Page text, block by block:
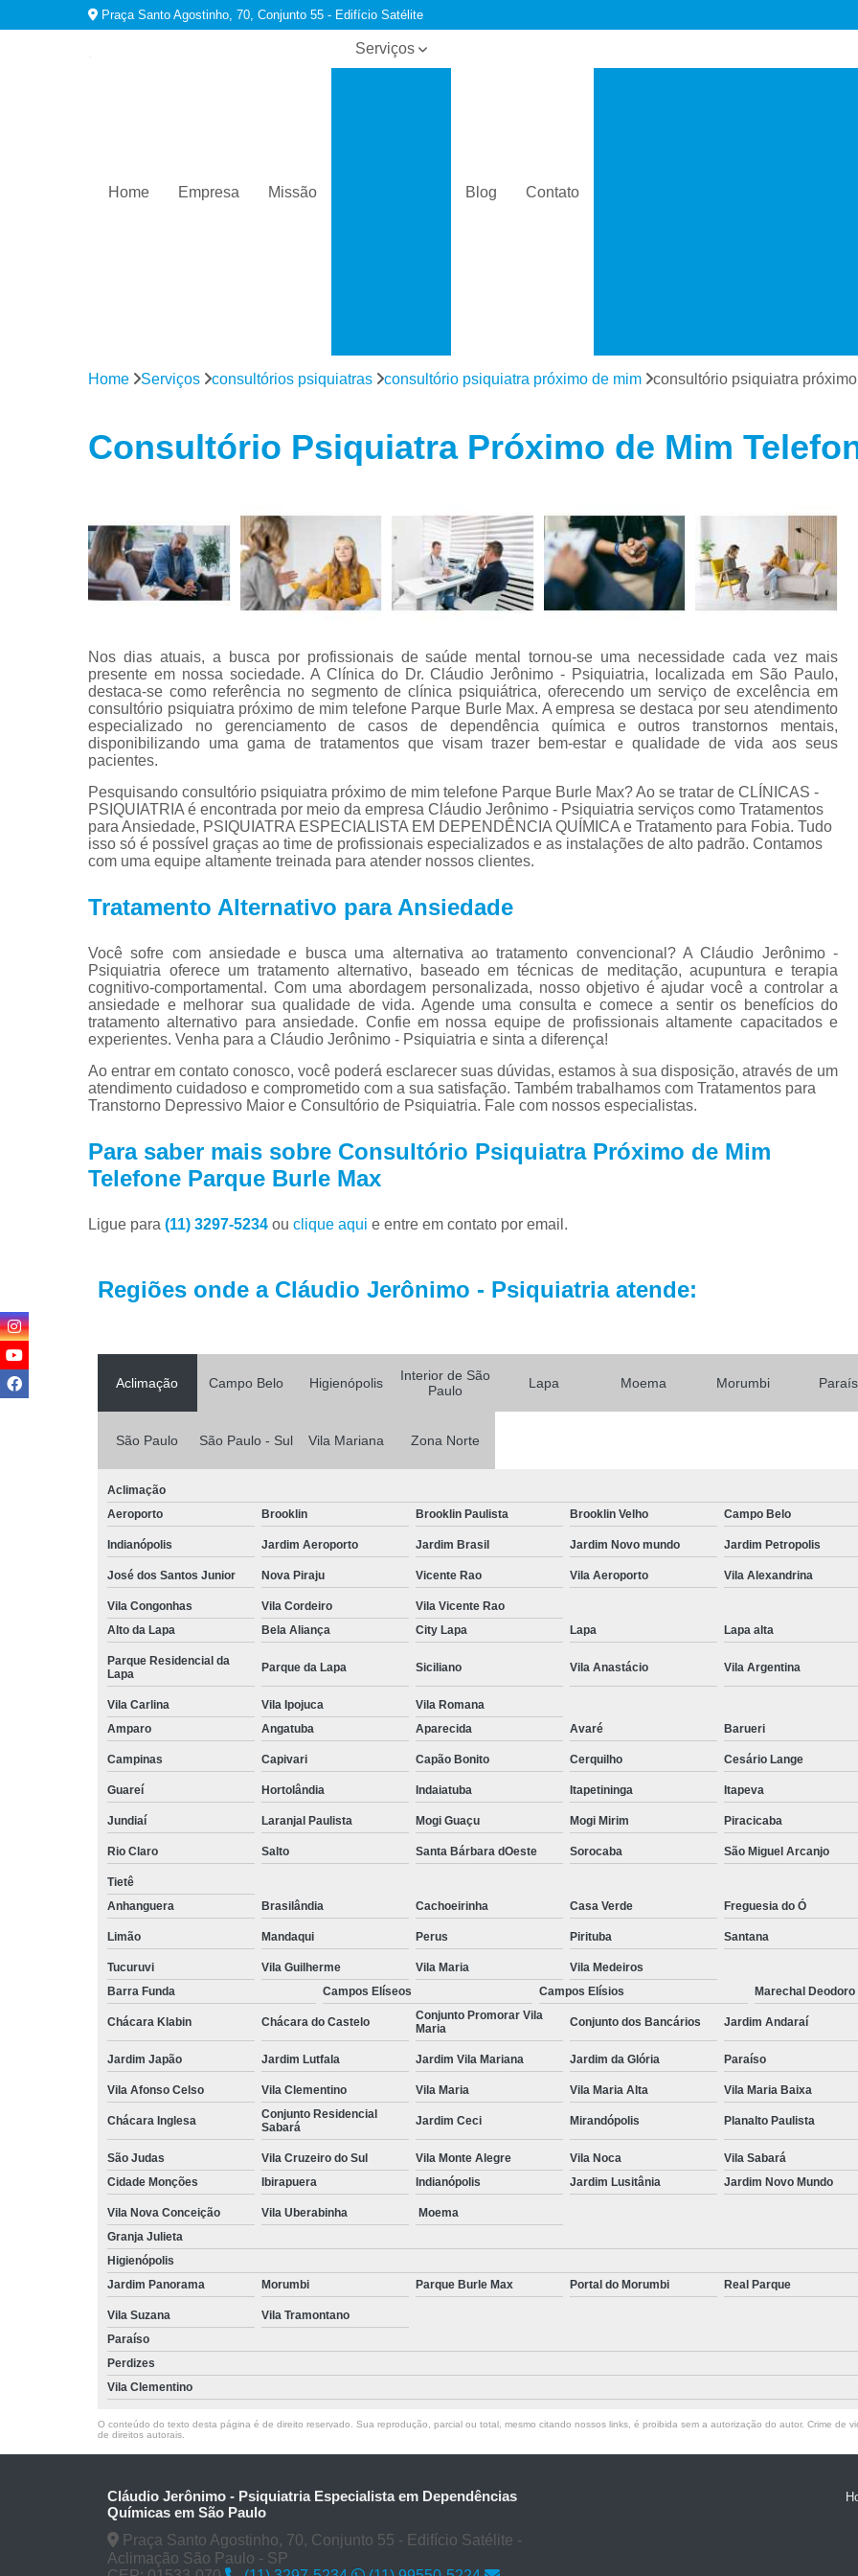
Praça Santo Agostinho, 70, Conjunto 55 - Edifício Satélite
Home Empresa Missão
Serviços
dependência
Tratamentos
Tratamentos
para fobias
para insônia
Tratamentos
para
transtorno
bipolar
para
transtorno de
estresse
Tratamentos
para
transtorno do
Blog Contato
Especialista em
Especialista em
Especialista
Especialista em
Especialista em
Especialista em
Especialista
Tratamento Alternativo para
Tratamento da
Tratamento para Ansiedade
Tratamento para
Tratamento para Ansiedade São
Tratamento
Tratamento para
Tratamento
Tratamento de
Tratamento de
Tratamento de
Tratamento
Tratamento
Tratamento para
Tratamento para
Tratamento de
Tratamento
Tratamentos
Tratamentos para Transtorno
Tratamento de
Tratamento
Tratamentos para
Tratamento para Insônia em
Tratamento para Insônia São
Tratamento
Tratamento Alternativo para
Tratamento de
Tratamento para
Tratamento para Pessoa
Tratamento para
Tratamento para
Tratamento para Transtorno de
Tratamento para
Tratamento para Transtornos
Tratamento
Tratamento para
Tratamento
Home Serviços consultórios psiquiatras consultório psiquiatra próximo de mim consultório psiquiatra
Consultório Psiquiatra Próximo de Mim
Nos dias atuais, a busca por profissionais de saúde mental tornou-se uma necessidade cada vez mais
presente em nossa sociedade. A Clínica do Dr. Cláudio Jerônimo - Psiquiatria, localizada em São Paulo,
destaca-se como referência no segmento de clínica psiquiátrica, oferecendo um serviço de excelência em
consultório psiquiatra próximo de mim telefone Parque Burle Max. A empresa se destaca por seu atendimento
especializado no gerenciamento de casos de dependência química e outros transtornos mentais,
disponibilizando uma gama de tratamentos que visam trazer bem-estar e qualidade de vida aos seus
pacientes.
Pesquisando consultório psiquiatra próximo de mim telefone Parque Burle Max? Ao se tratar de CLÍNICAS -
PSIQUIATRIA é encontrada por meio da empresa Cláudio Jerônimo - Psiquiatria serviços como Tratamentos
para Ansiedade, PSIQUIATRA ESPECIALISTA EM DEPENDÊNCIA QUÍMICA e Tratamento para Fobia. Tudo
isso só é possível graças ao time de profissionais especializados e as instalações de alto padrão. Contamos
com uma equipe altamente treinada para atender nossos clientes.
Tratamento Alternativo para Ansiedade
Você sofre com ansiedade e busca uma alternativa ao tratamento convencional? A Cláudio Jerônimo -
Psiquiatria oferece um tratamento alternativo, baseado em técnicas de meditação, acupuntura e terapia
cognitivo-comportamental. Com uma abordagem personalizada, nosso objetivo é ajudar você a controlar a
ansiedade e melhorar sua qualidade de vida. Agende uma consulta e comece a sentir os benefícios do
tratamento alternativo para ansiedade. Confie em nossa equipe de profissionais altamente capacitados e
experientes. Venha para a Cláudio Jerônimo - Psiquiatria e sinta a diferença!
Ao entrar em contato conosco, você poderá esclarecer suas dúvidas, estamos à sua disposição, através de um
atendimento cuidadoso e comprometido com a sua satisfação. Também trabalhamos com Tratamentos para
Transtorno Depressivo Maior e Consultório de Psiquiatria. Fale com nossos especialistas.
Para saber mais sobre Consultório Psiquiatra Próximo de Mim
Telefone Parque Burle Max
Ligue para (11) 3297-5234 ou clique aqui e entre em contato por email.
Regiões onde a Cláudio Jerônimo - Psiquiatria atende:
Aclimação Campo Belo Higienópolis
Interior de São
Paulo
Lapa Moema Morumbi
São Paulo São Paulo - Sul Vila Mariana Zona Norte
Aclimação
Aeroporto
Brooklin Brooklin Paulista Brooklin Velho Campo Belo
Indianópolis Jardim Aeroporto Jardim Brasil Jardim Novo mundo Jardim Petropolis
José dos Santos Junior Nova Piraju Vicente Rao Vila Aeroporto Vila Alexandrina
Vila Congonhas Vila Cordeiro
Vila Vicente Rao
Alto da Lapa
Bela Aliança City Lapa Lapa Lapa alta
Parque Residencial da
Lapa
Parque da Lapa Siciliano Vila Anastácio Vila Argentina
Vila Carlina Vila Ipojuca
Vila Romana
Amparo
Angatuba Aparecida Avaré Barueri
Campinas Capivari Capão Bonito Cerquilho Cesário Lange
Guareí Hortolândia Indaiatuba Itapetininga Itapeva
Jundiaí Laranjal Paulista Mogi Guaçu Mogi Mirim Piracicaba
Rio Claro Salto Santa Bárbara dOeste Sorocaba São Miguel Arcanjo
Tietê
Anhanguera
Brasilândia Cachoeirinha Casa Verde Freguesia do Ó
Limão Mandaqui Perus Pirituba Santana
Tucuruvi Vila Guilherme Vila Maria
Vila Medeiros
Barra Funda
Campos Elíseos Campos Elísios Marechal Deodoro
Chácara Klabin Chácara do Castelo
Conjunto Promorar Vila
Maria
Conjunto dos Bancários Jardim Andaraí
Jardim Japão Jardim Lutfala Jardim Vila Mariana Jardim da Glória Paraíso
Vila Afonso Celso Vila Clementino Vila Maria Vila Maria Alta Vila Maria Baixa
Chácara Inglesa
Conjunto Residencial
Sabará
Jardim Ceci Mirandópolis Planalto Paulista
São Judas Vila Cruzeiro do Sul Vila Monte Alegre Vila Noca
Vila Sabará
Cidade Monções
Ibirapuera Indianópolis Jardim Lusitânia Jardim Novo Mundo
Vila Nova Conceição Vila Uberabinha
Moema
Granja Julieta
Higienópolis
Jardim Panorama
Morumbi Parque Burle Max Portal do Morumbi Real Parque
Vila Suzana
Vila Tramontano
Paraíso
Perdizes
Vila Clementino
O conteúdo do texto desta página é de direito reservado. Sua reprodução, parcial ou total, mesmo citando nossos links, é proibida sem a autorização do autor. Crime de
de direitos autorais
Cláudio Jerônimo - Psiquiatria Especialista em Dependências
Químicas em São Paulo
Praça Santo Agostinho, 70, Conjunto 55 - Edifício Satélite -
Aclimação São Paulo - SP